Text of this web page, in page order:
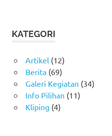
KATEGORI
Artikel (12)
Berita(69)
Galeri Kegiatan (34)
Info Pilihan (11)
Kliping (4)